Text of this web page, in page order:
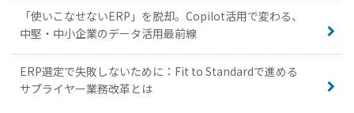
「使いこなせないERP」を脱却。Copilot活用で変わる、
中堅・中小企業のデータ活用最前線
ERP選定で失敗しないために：Fit to Standardで進める
サプライヤー業務改革とは